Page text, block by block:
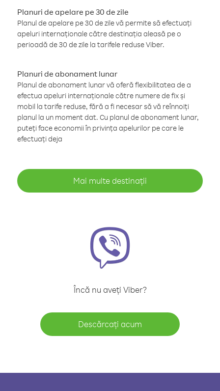
Planuri de apelare pe 30 de zile
Planul de apelare pe 30 de zile vă permite să efectuați
apeluri internaționale către destinația aleasă pe o
perioadă de 30 de zile la tarifele reduse Viber.
Planuri de abonament lunar
Planul de abonament lunar vă oferă flexibilitatea de a
efectua apeluri internaționale către numere de fix și
mobil la tarife reduse, fără a fi necesar să vă reînnoiți
planul la un moment dat. Cu planul de abonament lunar,
puteți face economii în privința apelurilor pe care le
efectuați deja
Mai multe destinații
Încă nu aveți Viber?
Descărcați acum